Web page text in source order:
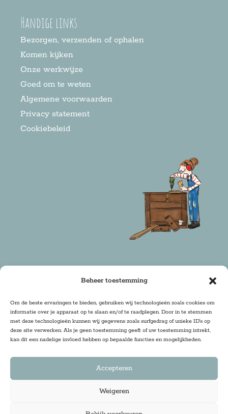
Beheer toestemming
Om de beste ervaringen te bieden, gebruiken wij technologieën zoals cookies om
informatie over je apparaat op te slaan en/of te raadplegen. Door in te stemmen
met deze technologieën kunnen wij gegevens zoals surfgedrag of unieke ID's op
deze site verwerken. Als je geen toestemming geeft of uw toestemming intrekt,
kan dit een nadelige invloed hebben op bepaalde functies en mogelijkheden.
Accepteren
Weigeren
Handige links
Bezorgen, verzenden of ophalen
Komen kijken
Onze werkwijze
Goed om te weten
Algemene voorwaarden
Privacy statement
Cookiebeleid
Copyright 2025 Firma Zoethout | Design & Realisatie:
DRwebdesign